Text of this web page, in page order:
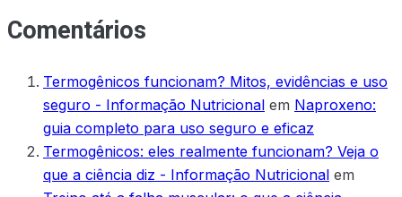
Comentários
Termogênicos funcionam? Mitos, evidências e uso
seguro - Informação Nutricional em Naproxeno:
guia completo para uso seguro e eficaz
Termogênicos: eles realmente funcionam? Veja o
que a ciência diz - Informação Nutricional em